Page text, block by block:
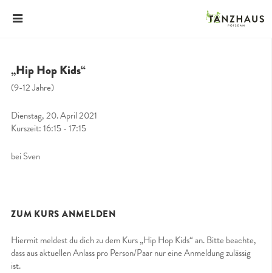
„Hip Hop Kids“
(9-12 Jahre)
Dienstag, 20. April 2021
Kurszeit: 16:15 - 17:15
bei Sven
ZUM KURS ANMELDEN
Hiermit meldest du dich zu dem Kurs „Hip Hop Kids“ an. Bitte beachte,
dass aus aktuellen Anlass pro Person/Paar nur eine Anmeldung zulässig
ist.